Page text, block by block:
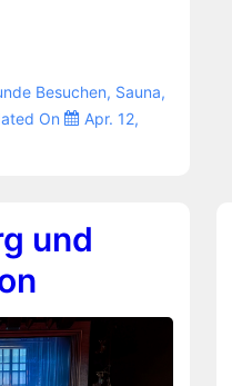
Besuchen, Sauna,
On
Apr. 12,
und